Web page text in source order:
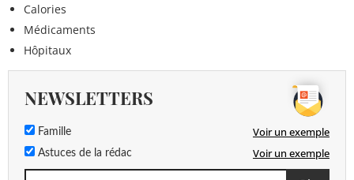
Calories
Médicaments
Hôpitaux
NEWSLETTERS
Famille Voir un exemple
Astuces de la rédac Voir un exemple